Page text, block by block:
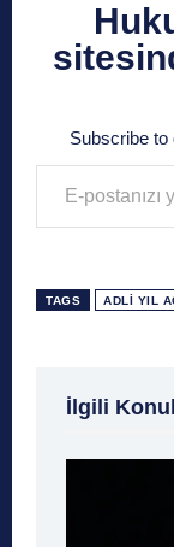
Subscribe to
E-postanızı yazın…
TAGS ADLI YIL
İlgili